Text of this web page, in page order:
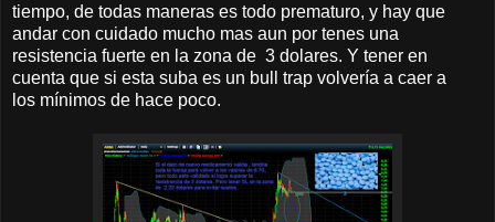
tiempo, de todas maneras es todo prematuro, y hay que
andar con cuidado mucho mas aun por tenes una
resistencia fuerte en la zona de 3 dolares. Y tener en
cuenta que si esta suba es un bull trap volvería a caer a
los mínimos de hace poco.